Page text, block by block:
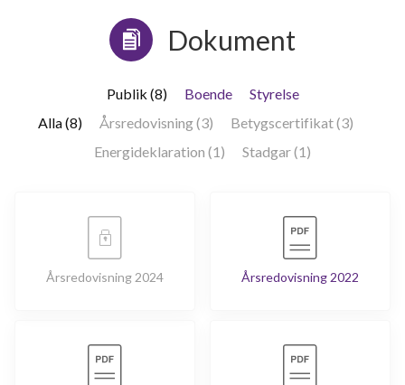
Dokument
Publik (8) Boende
Styrelse
Alla (8)
Årsredovisning (3)
Betygscertifikat (3)
Energideklaration (1)
Stadgar (1)
Årsredovisning 2024 Årsredovisning 2022